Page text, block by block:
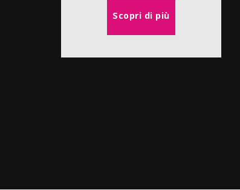
Scopri di più